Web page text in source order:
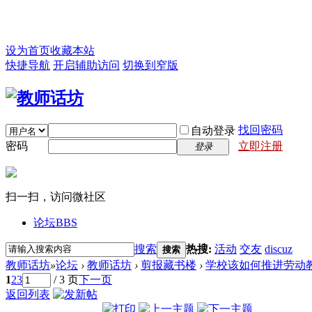
设为首页收藏本站
快捷导航 开启辅助访问 切换到窄版
自动登录 找回密码
密码
登录 立即注册
扫一扫，访问微社区
论坛BBS
搜索 搜索 热搜: 活动 交友 discuz
教师话坊»论坛 › 教师话坊 › 剪报藏书楼 › 学校该如何推进劳动
123 / 3 页下一页
返回列表